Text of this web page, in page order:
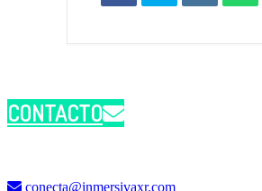
CONTACTO
conecta@inmersivaxr.com